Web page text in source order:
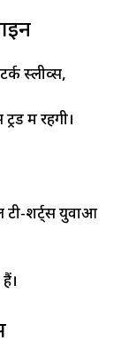
स्लीव्स,
में रहेंगी।
टी-शर्ट्स युवाओं